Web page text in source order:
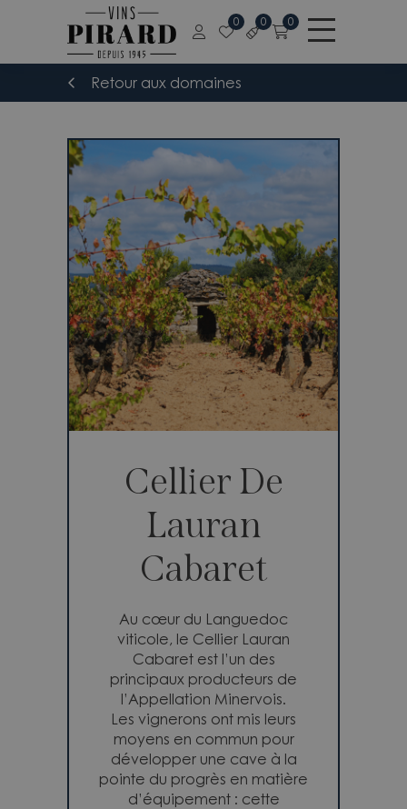
0 0 0
Retour aux domaines
Cellier De
Lauran
Cabaret
Au cœur du Languedoc
viticole, le Cellier Lauran
Cabaret est l’un des
principaux producteurs de
l’Appellation Minervois.
Les vignerons ont mis leurs
moyens en commun pour
développer une cave à la
pointe du progrès en matière
d’équipement : cette